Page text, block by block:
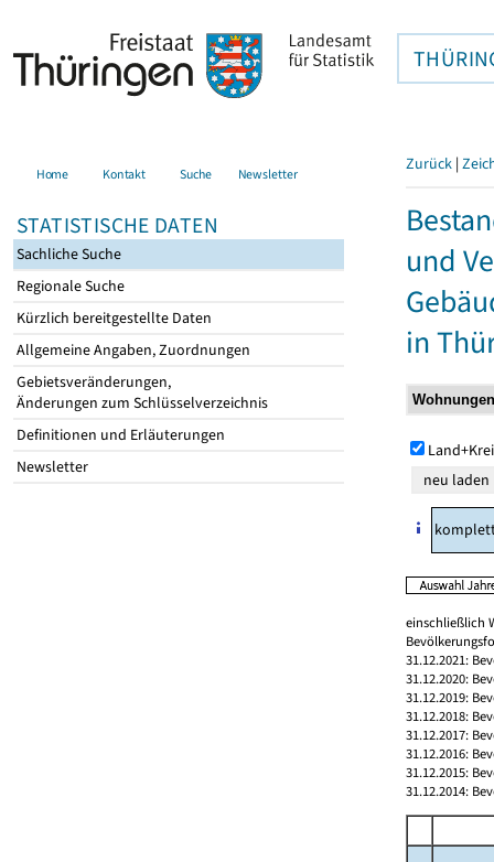
Home Kontakt Suche Newsletter
STATISTISCHE DATEN
Sachliche Suche
Regionale Suche
Kürzlich bereitgestellte Daten
Allgemeine Angaben, Zuordnungen
Gebietsveränderungen,
Änderungen zum Schlüsselverzeichnis
Definitionen und Erläuterungen
Newsletter
Zurück |
und
in
einschließlich
31.12.2021:
31.12.2020:
31.12.2019:
31.12.2018:
31.12.2017:
31.12.2016:
31.12.2015:
31.12.2014: